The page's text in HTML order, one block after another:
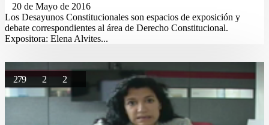
20 de Mayo de 2016
Los Desayunos Constitucionales son espacios de exposición y
debate correspondientes al área de Derecho Constitucional.
Expositora: Elena Alvites...
279 2 2